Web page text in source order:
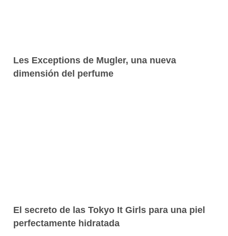
Les Exceptions de Mugler, una nueva
dimensión del perfume
El secreto de las Tokyo It Girls para una piel
perfectamente hidratada